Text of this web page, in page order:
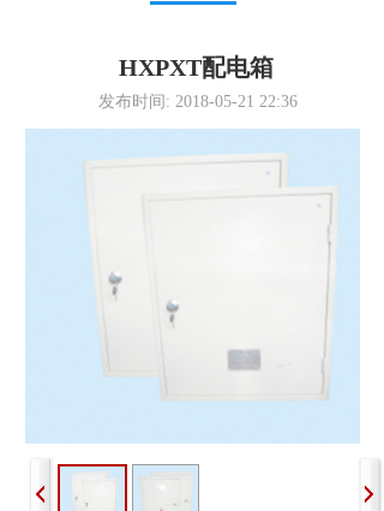
HXPXT配电箱
发布时间: 2018-05-21 22:36